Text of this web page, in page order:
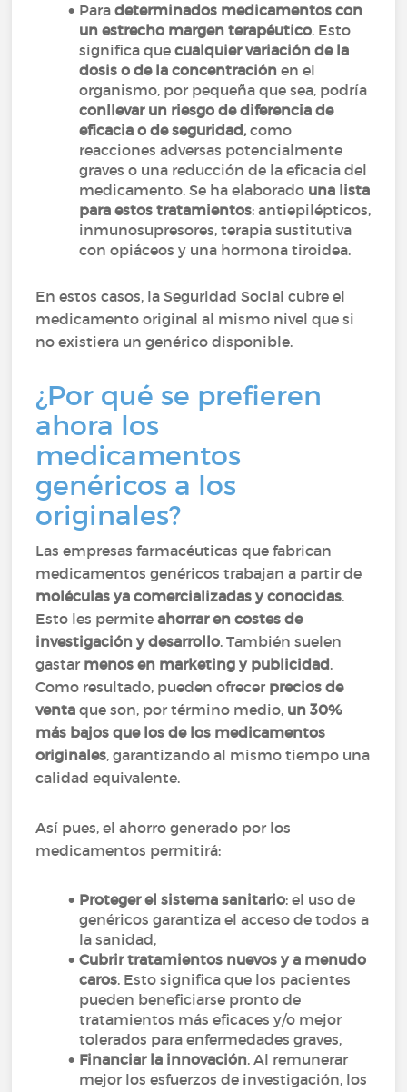
Paradeterminados medicamentos con
un estrecho margen terapéutico. Esto
significa quecualquier variación de la
dosis o de la concentración en el
organismo, por pequeña que sea, podría
conllevar un riesgo de diferencia de
eficacia o de seguridad,como
reacciones adversas potencialmente
graves o una reducción de la eficacia del
medicamento. Se ha elaborado una lista
para estos tratamientos: antiepilépticos,
inmunosupresores, terapia sustitutiva
con opiáceos y una hormona tiroidea.
En estos casos, la Seguridad Social cubre el
medicamento original al mismo nivel que si
no existiera un genérico disponible.
¿Por qué se prefieren
ahora los
medicamentos
genéricos a los
originales?
Las empresas farmacéuticas que fabrican
medicamentos genéricos trabajan a partir de
moléculas ya comercializadas y conocidas.
Esto les permiteahorrar en costes de
investigación y desarrollo. También suelen
gastar menos en marketing y publicidad.
Como resultado, pueden ofrecer precios de
venta que son, por término medio, un 30%
más bajos que los de los medicamentos
originales, garantizando al mismo tiempo una
calidad equivalente.
Así pues, el ahorro generado por los
medicamentos permitirá:
Proteger el sistema sanitario: el uso de
genéricos garantiza el acceso de todos a
la sanidad,
Cubrir tratamientos nuevos y a menudo
caros. Esto significa que los pacientes
pueden beneficiarse pronto de
tratamientos más eficaces y/o mejor
tolerados para enfermedades graves,
Financiar la innovación. Al remunerar
mejor los esfuerzos de investigación, los